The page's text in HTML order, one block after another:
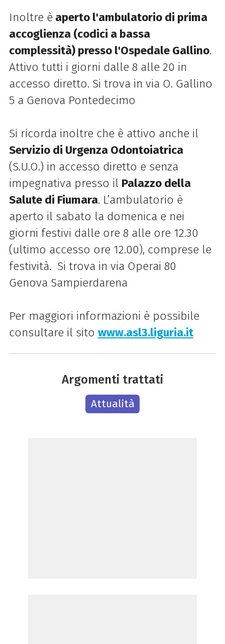
Inoltre è aperto l'ambulatorio di prima
accoglienza (codici a bassa
complessità) presso l'Ospedale Gallino.
Attivo tutti i giorni dalle 8 alle 20 in
accesso diretto. Si trova in via O. Gallino
5 a Genova Pontedecimo
Si ricorda inoltre che è attivo anche il
Servizio di Urgenza Odontoiatrica
(S.U.O.) in accesso diretto e senza
impegnativa presso il Palazzo della
Salute di Fiumara. L’ambulatorio è
aperto il sabato la domenica e nei
giorni festivi dalle ore 8 alle ore 12.30
(ultimo accesso ore 12.00), comprese le
festività. Si trova in via Operai 80
Genova Sampierdarena
Per maggiori informazioni è possibile
consultare il sito www.asl3.liguria.it
Argomenti trattati
Attualità